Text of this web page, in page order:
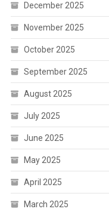
December 2025
November 2025
October 2025
September 2025
August 2025
July 2025
June 2025
May 2025
April 2025
March 2025